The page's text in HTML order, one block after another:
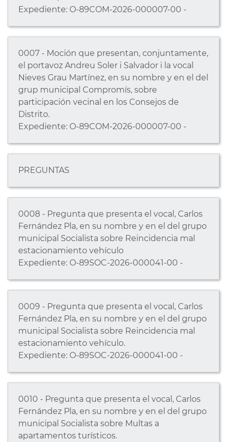
Expediente: O-89COM-2026-000007-00 -
0007 - Moción que presentan, conjuntamente,
el portavoz Andreu Soler i Salvador i la vocal
Nieves Grau Martínez, en su nombre y en el del
grup municipal Compromís, sobre
participación vecinal en los Consejos de
Distrito.
Expediente: O-89COM-2026-000007-00 -
PREGUNTAS
0008 - Pregunta que presenta el vocal, Carlos
Fernández Pla, en su nombre y en el del grupo
municipal Socialista sobre Reincidencia mal
estacionamiento vehículo
Expediente: O-89SOC-2026-000041-00 -
0009 - Pregunta que presenta el vocal, Carlos
Fernández Pla, en su nombre y en el del grupo
municipal Socialista sobre Reincidencia mal
estacionamiento vehículo.
Expediente: O-89SOC-2026-000041-00 -
0010 - Pregunta que presenta el vocal, Carlos
Fernández Pla, en su nombre y en el del grupo
municipal Socialista sobre Multas a
apartamentos turísticos.